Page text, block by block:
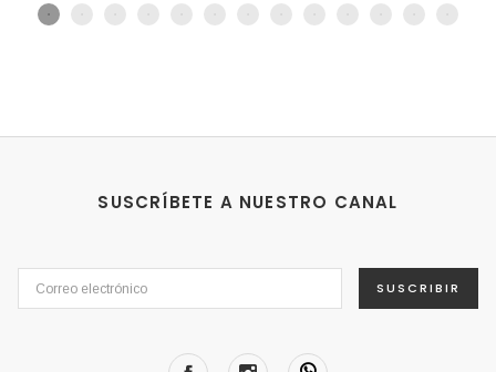
SUSCRÍBETE A NUESTRO CANAL
SUSCRIBIR